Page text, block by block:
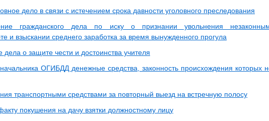
дело в связи с истечением срока давности уголовного преследования
гражданского дела по иску о признании увольнения
и взыскании среднего заработка за время вынужденного прогула
о защите чести и достоинства учителя
ОГИБДД денежные средства, законность происхождения которых
транспортными средствами за повторный выезд на встречную полосу
покушения на дачу взятки должностному лицу